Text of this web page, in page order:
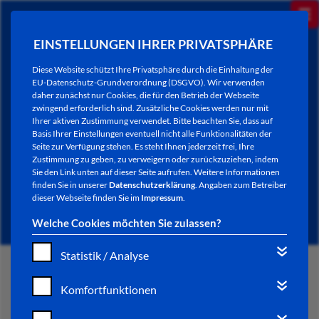
EINSTELLUNGEN IHRER PRIVATSPHÄRE
Diese Website schützt Ihre Privatsphäre durch die Einhaltung der
EU-Datenschutz-Grundverordnung (DSGVO). Wir verwenden
daher zunächst nur Cookies, die für den Betrieb der Webseite
zwingend erforderlich sind. Zusätzliche Cookies werden nur mit
Ihrer aktiven Zustimmung verwendet. Bitte beachten Sie, dass auf
Basis Ihrer Einstellungen eventuell nicht alle Funktionalitäten der
Seite zur Verfügung stehen. Es steht Ihnen jederzeit frei, Ihre
Zustimmung zu geben, zu verweigern oder zurückzuziehen, indem
Sie den Link unten auf dieser Seite aufrufen. Weitere Informationen
finden Sie in unsererDatenschutzerklärung. Angaben zum Betreiber
dieser Webseite finden Sie im Impressum.
Welche Cookies möchten Sie zulassen?
Statistik / Analyse
Komfortfunktionen
NEWSLETTER / CITY LETTER
START